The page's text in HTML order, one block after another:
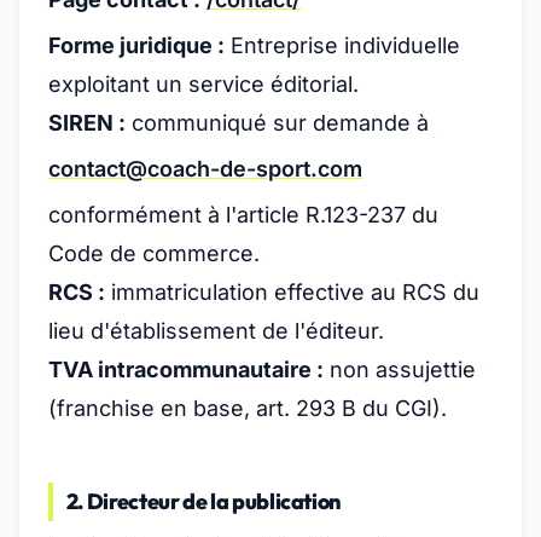
Forme juridique : Entreprise individuelle
exploitant un service éditorial.
SIREN : communiqué sur demande à
contact@coach-de-sport.com
conformément à l'article R.123-237 du
Code de commerce.
RCS : immatriculation effective au RCS du
lieu d'établissement de l'éditeur.
TVA intracommunautaire : non assujettie
(franchise en base, art. 293 B du CGI).
2. Directeur de la publication